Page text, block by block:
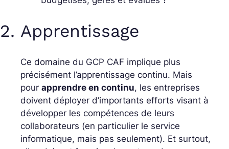
2. Apprentissage
Ce domaine du GCP CAF implique plus
précisément l’apprentissage continu. Mais
pour apprendre en continu, les entreprises
doivent déployer d’importants efforts visant à
développer les compétences de leurs
collaborateurs (en particulier le service
informatique, mais pas seulement). Et surtout,